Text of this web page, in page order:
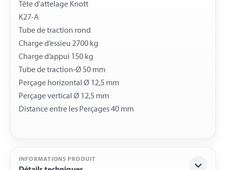
Tête d'attelage Knott
K27-A
Tube de traction rond
Charge d‘essieu 2700 kg
Charge d‘appui 150 kg
Tube de traction-Ø 50 mm
Perçage horizontal Ø 12,5 mm
Perçage vertical Ø 12,5 mm
INFORMATIONS PRODUIT